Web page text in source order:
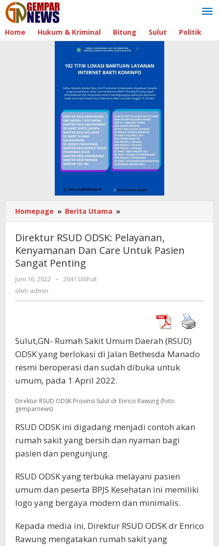
Lewati
ke
konten
Home Hukum & Kriminal Bitung Sulut Politik
Homepage » Berita Utama »
RSUD
Pelayanan,
Kenyamanan
Sangat
Direktur RSUD ODSK: Pelayanan,
Kenyamanan Dan Care Untuk Pasien
Sangat Penting
Juni 16, 2022
oleh
-
2641 Dilihat
oleh admin
Sulut,GN- Rumah Sakit Umum Daerah (RSUD)
ODSK yang berlokasi di Jalan Bethesda Manado
resmi beroperasi dan sudah dibuka untuk
umum, pada 1 April 2022.
Direktur RSUD ODSK Provinsi Sulut dr Enrico Rawung (foto:
gemparnews)
RSUD ODSK ini digadang menjadi contoh akan
rumah sakit yang bersih dan nyaman bagi
pasien dan pengunjung.
RSUD ODSK yang terbuka melayani pasien
umum dan peserta BPJS Kesehatan ini memiliki
logo yang bergaya modern dan minimalis.
Kepada media ini, Direktur RSUD ODSK dr Enrico
Rawung mengatakan rumah sakit yang